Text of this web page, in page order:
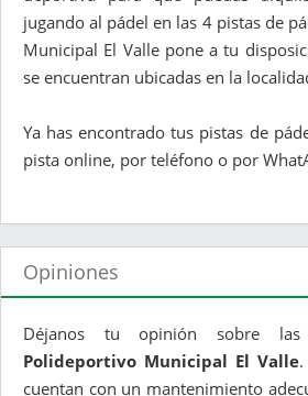
jugando al pádel en las 4 pistas de
Municipal El Valle pone a tu
se encuentran ubicadas en la
Ya has encontrado tus pistas de
pista online, por teléfono o por
Opiniones
Déjanos tu opinión sobre las
Polideportivo Municipal El Valle.
cuentan con un mantenimiento